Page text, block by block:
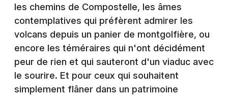
Expos
Sorties & loisirs
Agenda en Haute-Loire
Agenda en Auvergne
les chemins de Compostelle, les âmes
contemplatives qui préfèrent admirer les
volcans depuis un panier de montgolfière, ou
encore les téméraires qui n'ont décidément
peur de rien et qui sauteront d'un viaduc avec
le sourire. Et pour ceux qui souhaitent
simplement flâner dans un patrimoine